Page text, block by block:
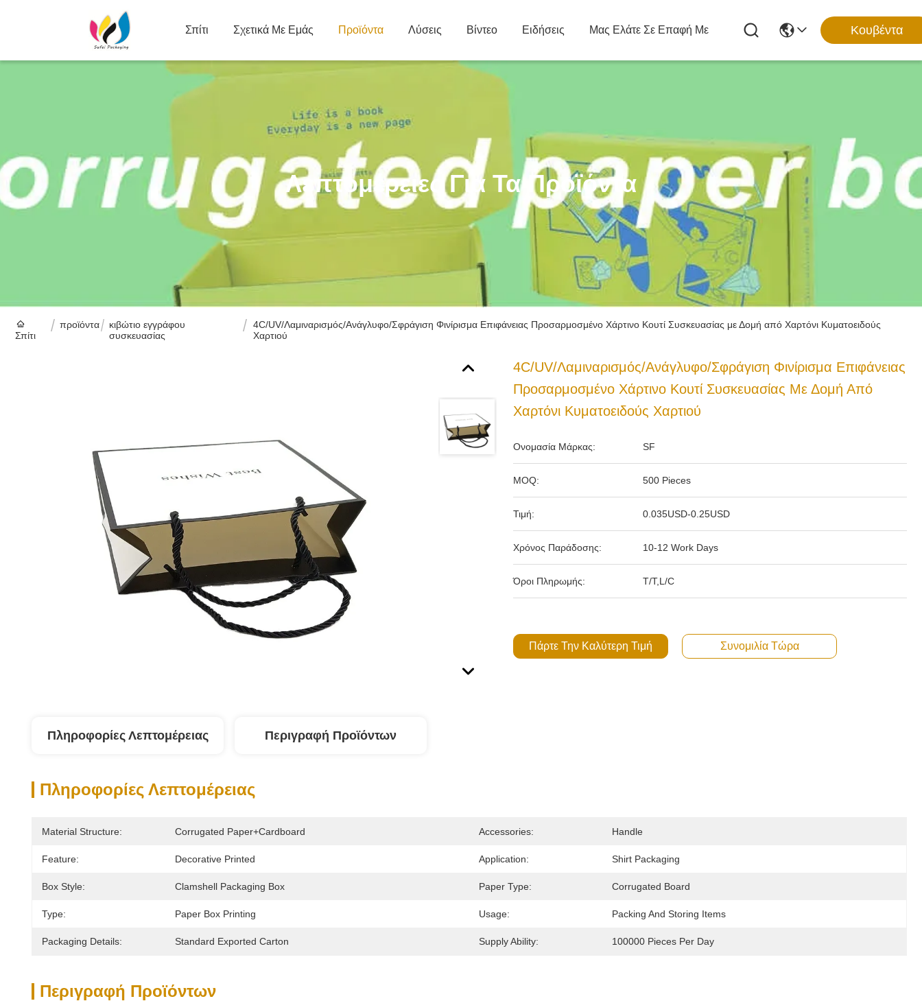
Σπίτι Σχετικά Με Εμάς Προϊόντα Λύσεις Βίντεο Ειδήσεις Μας Ελάτε Σε Επαφή Με Κουβέντα
Λεπτομέρειες Για Τα Προϊόντα
Σπίτι
προϊόντα
κιβώτιο εγγράφου
συσκευασίας
4C/UV/Λαμιναρισμός/Ανάγλυφο/Σφράγιση Φινίρισμα Επιφάνειας Προσαρμοσμένο Χάρτινο Κουτί Συσκευασίας με Δομή από Χαρτόνι Κυματοειδούς
Χαρτιού
4C/UV/Λαμιναρισμός/Ανάγλυφο/Σφράγιση Φινίρισμα Επιφάνειας
Προσαρμοσμένο Χάρτινο Κουτί Συσκευασίας Με Δομή Από
Χαρτόνι Κυματοειδούς Χαρτιού
Ονομασία Μάρκας: SF
MOQ: 500 Pieces
Τιμή: 0.035USD-0.25USD
Χρόνος Παράδοσης: 10-12 Work Days
Όροι Πληρωμής: T/T,L/C
Πάρτε Την Καλύτερη Τιμή Συνομιλία Τώρα
Πληροφορίες Λεπτομέρειας Περιγραφή Προϊόντων
Πληροφορίες Λεπτομέρειας
Material Structure: Corrugated Paper+cardboard Accessories: Handle
Feature: Decorative Printed Application: Shirt Packaging
Box Style: Clamshell Packaging Box Paper Type: Corrugated Board
Type: Paper Box Printing Usage: Packing And Storing Items
Packaging Details: Standard Exported Carton Supply Ability: 100000 Pieces Per Day
Περιγραφή Προϊόντων